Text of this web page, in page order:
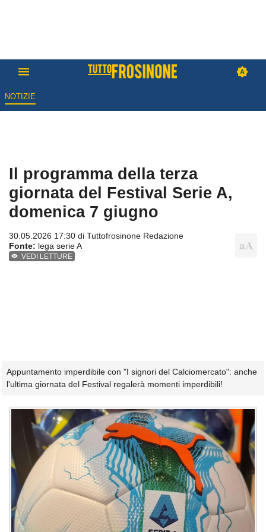
NOTIZIE
Il programma della terza
giornata del Festival Serie A,
domenica 7 giugno
30.05.2026 17:30 di Tuttofrosinone Redazione
Fonte: lega serie A
VEDI LETTURE
Appuntamento imperdibile con "I signori del Calciomercato": anche
l'ultima giornata del Festival regalerà momenti imperdibili!